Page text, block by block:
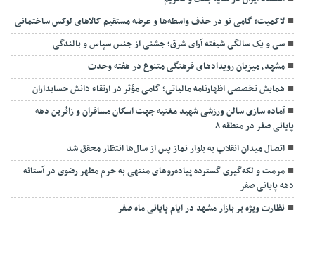
لاکمیت؛ گامی نو در حذف واسطه‌ها و عرضه مستقیم کالاهای لوکس ساختمانی
سی و یک سالگی شیفته آرای شرق؛ جشنی از جنس سپاس و بالندگی
مشهد، میزبان رویدادهای فرهنگی متنوع در هفته وحدت
همایش تخصصی اظهارنامه مالیاتی؛ گامی مؤثر در ارتقاء دانش حسابداران
آماده سازی سالن ورزشی شهید مغنیه جهت اسکان مسافران و زائرین دهه
پایانی صفر در منطقه ۸
اتصال میدان انقلاب به بلوار نماز پس از سال‌ها انتظار محقق شد
مرمت و لکه‌گیری گسترده پیاده‌روهای منتهی به حرم مطهر رضوی در آستانه
دهه پایانی صفر
نظارت ویژه بر بازار مشهد در ایام پایانی ماه صفر